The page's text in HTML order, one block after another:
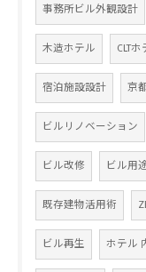
事務所ビル外観設計
木造ホテル CLT
宿泊施設設計 京
ビルリノベーション
ビル改修 ビル用
既存建物活用術
ビル再生 ホテル